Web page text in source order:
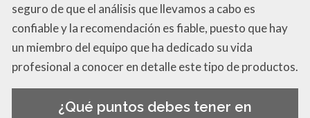
seguro de que el análisis que llevamos a cabo es
confiable y la recomendación es fiable, puesto que hay
un miembro del equipo que ha dedicado su vida
profesional a conocer en detalle este tipo de productos.
¿Qué puntos debes tener en